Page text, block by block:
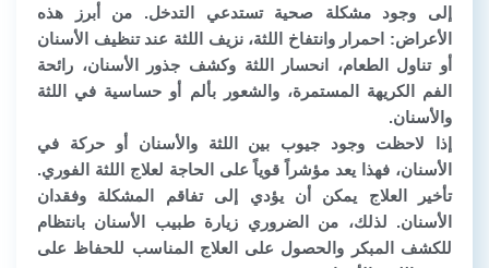
إلى وجود مشكلة صحية تستدعي التدخل. من أبرز هذه
الأعراض: احمرار وانتفاخ اللثة، نزيف اللثة عند تنظيف الأسنان
أو تناول الطعام، انحسار اللثة وكشف جذور الأسنان، رائحة
الفم الكريهة المستمرة، والشعور بألم أو حساسية في اللثة
والأسنان.
إذا لاحظت وجود جيوب بين اللثة والأسنان أو حركة في
الأسنان، فهذا يعد مؤشراً قوياً على الحاجة لعلاج اللثة الفوري.
تأخير العلاج يمكن أن يؤدي إلى تفاقم المشكلة وفقدان
الأسنان. لذلك، من الضروري زيارة طبيب الأسنان بانتظام
للكشف المبكر والحصول على العلاج المناسب للحفاظ على